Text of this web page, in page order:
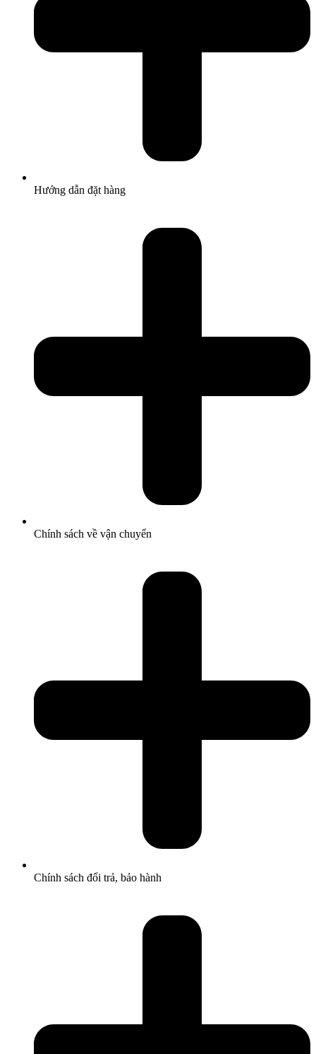
Hướng dẫn đặt hàng
Chính sách về vận chuyển
Chính sách đổi trả, bảo hành